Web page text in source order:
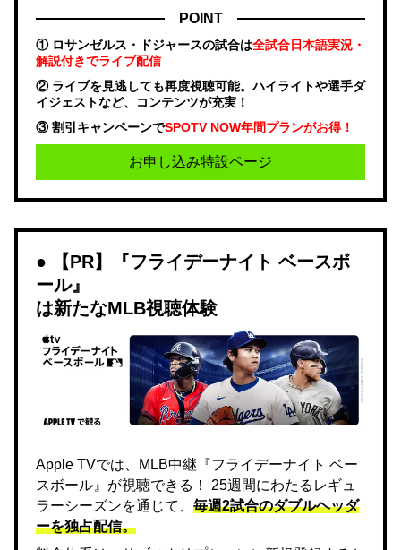
POINT
① ロサンゼルス・ドジャースの試合は全試合日本語実況・
解説付きでライブ配信
② ライブを見逃しても再度視聴可能。ハイライトや選手ダ
イジェストなど、コンテンツが充実！
③ 割引キャンペーンでSPOTV NOW年間プランがお得！
お申し込み特設ページ
【PR】『フライデーナイト ベースボ
ール』
は新たなMLB視聴体験
Apple TVでは、MLB中継『フライデーナイト ベー
スボール』が視聴できる！ 25週間にわたるレギュ
ラーシーズンを通じて、 毎週2試合のダブルヘッダ
ーを独占配信。